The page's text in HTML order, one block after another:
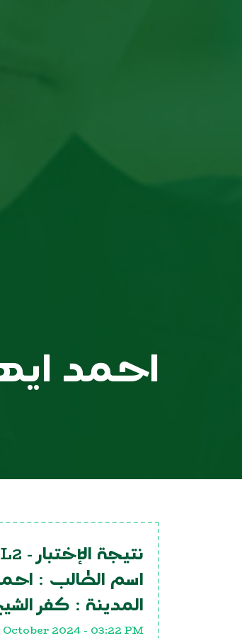
احمد
نتيجة الإختبار -
اسم الطالب :
المدينة : كفر
2024 - 03:22 PM